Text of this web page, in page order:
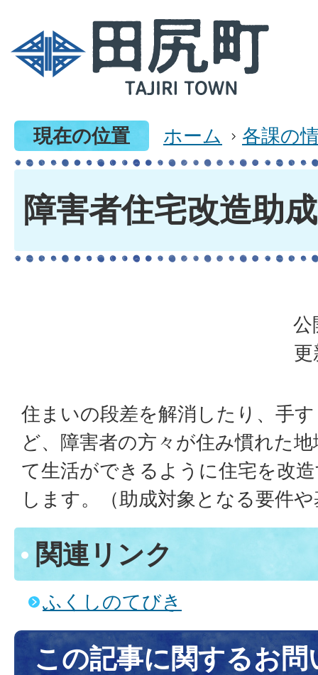
現在の位置 ホーム 各課の
障害者住宅改造助成
公
住まいの段差を解消したり、手
ど、障害者の方々が住み慣れた
て生活ができるように住宅を改
します。（助成対象となる要件
関連リンク
ふくしのてびき
この記事に関するお